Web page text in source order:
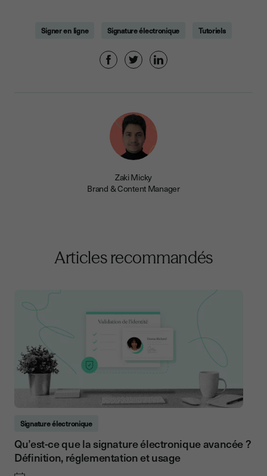
Signer en ligne Signature électronique Tutoriels
Zaki Micky
Brand & Content Manager
Articles recommandés
Signature électronique
Qu’est-ce que la signature électronique avancée ?
Définition, réglementation et usage